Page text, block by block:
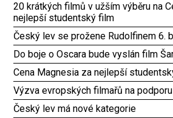
20 krátkých filmů v užším výběru na
nejlepší studentský film
Český lev se prožene Rudolfinem 6.
Do boje o Oscara bude vyslán film
Cena Magnesia za nejlepší
Výzva evropských filmařů na
Český lev má nové kategorie